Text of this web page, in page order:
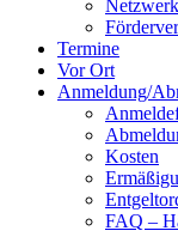
Netzwerk
Termine
Vor Ort
Anmeldung/
Kosten
FAQ –